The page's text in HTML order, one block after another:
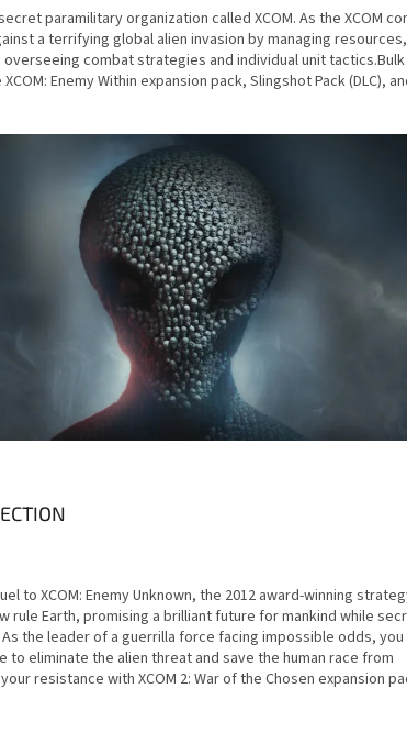
paramilitary organization called XCOM. As the XCOM
a terrifying global alien invasion by managing
combat strategies and individual unit
Enemy Within expansion pack, Slingshot Pack (DLC),
to XCOM: Enemy Unknown, the 2012 award-winning
rule Earth, promising a brilliant future for mankind while
the leader of a guerrilla force facing impossible odds,
to eliminate the alien threat and save the human race from
resistance with XCOM 2: War of the Chosen expansion